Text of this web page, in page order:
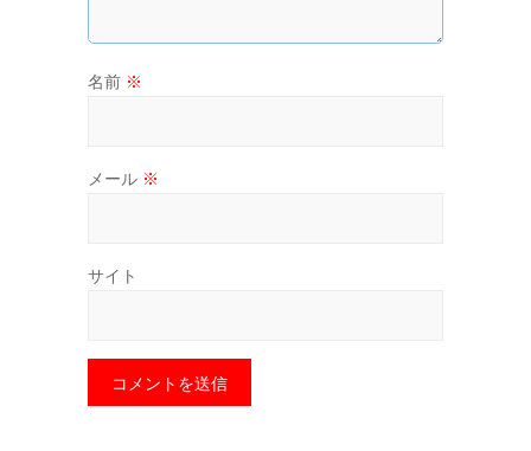
名前 ※
メール ※
サイト